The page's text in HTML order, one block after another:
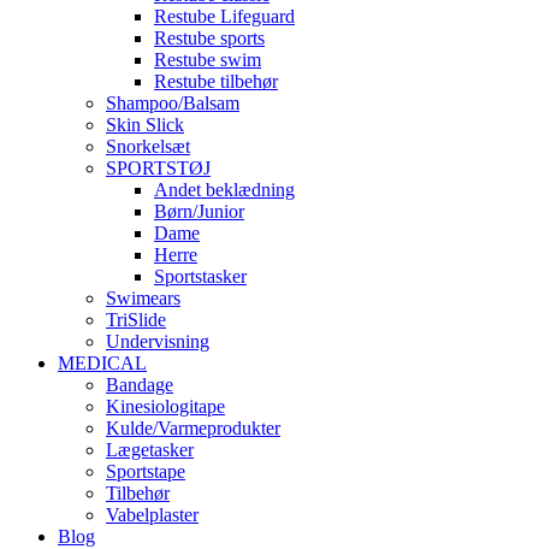
Restube Lifeguard
Restube sports
Restube swim
Restube tilbehør
Shampoo/Balsam
Skin Slick
Snorkelsæt
SPORTSTØJ
Andet beklædning
Børn/Junior
Dame
Herre
Sportstasker
Swimears
TriSlide
Undervisning
MEDICAL
Bandage
Kinesiologitape
Kulde/Varmeprodukter
Lægetasker
Sportstape
Tilbehør
Vabelplaster
Blog